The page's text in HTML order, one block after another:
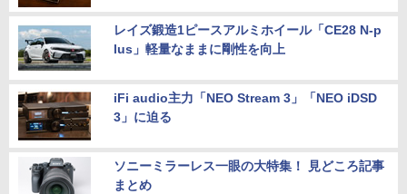
レイズ鍛造1ピースアルミホイール「CE28 N-p
lus」軽量なままに剛性を向上
iFi audio主力「NEO Stream 3」「NEO iDSD
3」に迫る
ソニーミラーレス一眼の大特集！ 見どころ記事
まとめ